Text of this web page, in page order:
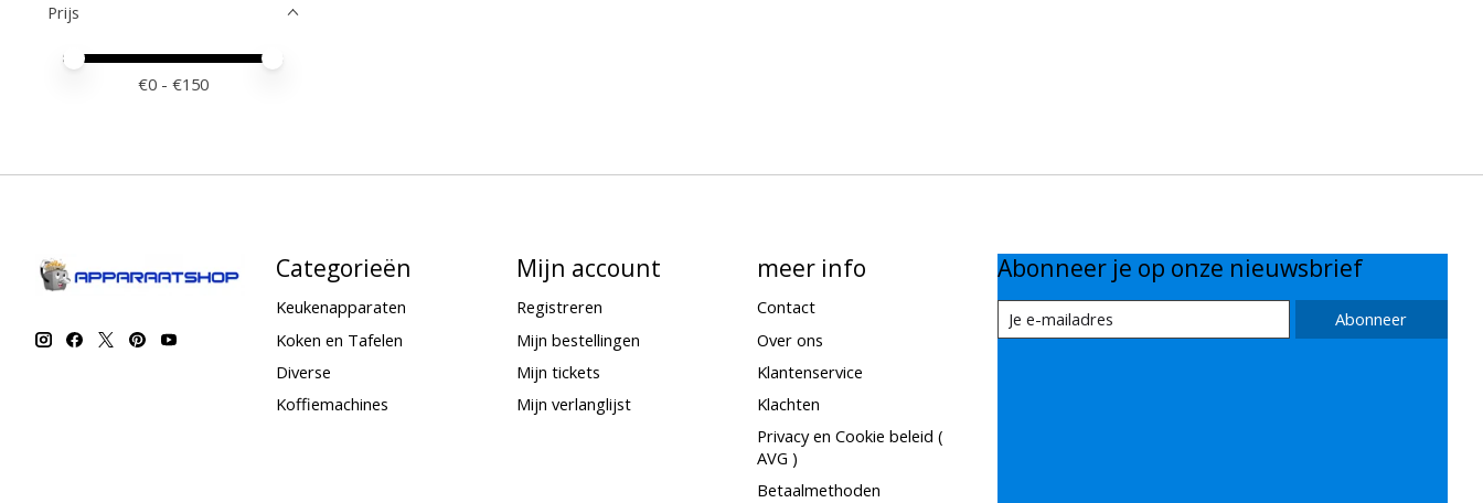
Prijs
Minimale prijswaarde
Price maximum value
€0 - €150
Categorieën
Keukenapparaten
Koken en Tafelen
Diverse
Koffiemachines
Mijn account
Registreren
Mijn bestellingen
Mijn tickets
Mijn verlanglijst
meer info
Contact
Over ons
Klantenservice
Klachten
Privacy en Cookie beleid (
AVG )
Betaalmethoden
Abonneer je op onze nieuwsbrief
Abonneer